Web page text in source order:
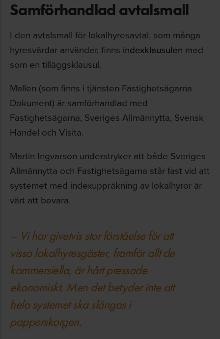
Samförhandlad avtalsmall
I den avtalsmall för lokalhyresavtal, som många
hyresvärdar använder, finns indexklausulen med
som en tilläggsklausul.
Mallen (som finns i tjänsten Fastighetsägarna
Dokument) är samförhandlad med
Fastighetsägarna, Sveriges Allmännytta, Svensk
Handel och Visita.
Martin Ingvarson understryker att både Sveriges
Allmännytta och Fastighetsägarna står fast vid att
systemet med indexuppräkning av lokalhyror är
värt att bevara.
– Vi har givetvis stor förståelse för att
vissa lokalhyresgäster, framför allt de
kommersiella, är hårt pressade
ekonomiskt. Men det betyder inte att
hela systemet ska slängas i
papperskorgen.